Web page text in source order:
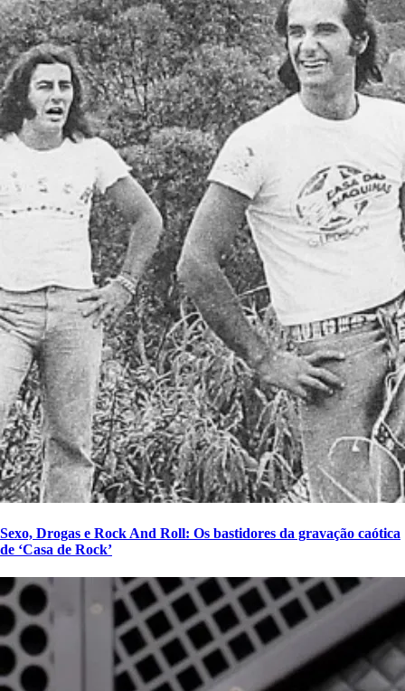
Sexo, Drogas e Rock And Roll: Os bastidores da gravação caótica
de ‘Casa de Rock’